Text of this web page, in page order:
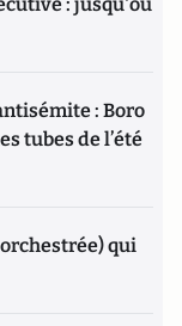
: Boro
tubes de l’été
qui